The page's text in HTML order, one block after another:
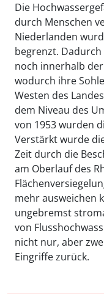
Die
durch Menschen
Niederlanden
begrenzt.
noch innerhalb
wodurch ihre
Westen des
dem Niveau des
von 1953 wurden
Verstärkt wurde
Zeit durch die
am Oberlauf des
mehr ausweichen
ungebremst
von
nicht nur, aber
Eingriffe zurück.